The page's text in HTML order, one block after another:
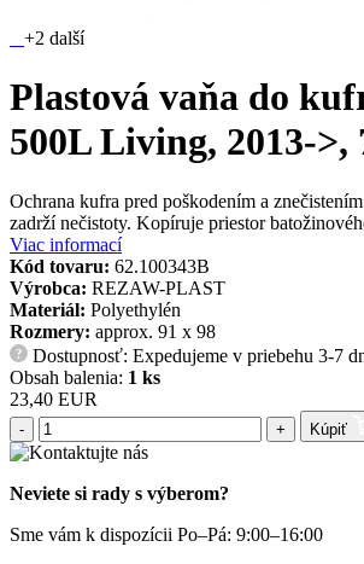
+2 další
Plastová vaňa do
500L Living, 2013->,
Ochrana kufra pred poškodením a
zadrží nečistoty. Kopíruje priestor
Viac informací
Kód tovaru: 62.100343B
Výrobca: REZAW-PLAST
Materiál: Polyethylén
Rozmery: approx. 91 x 98
?
Dostupnosť: Expedujeme v priebehu 3-7
Obsah balenia: 1 ks
23,40 EUR
- + Kúpiť
Neviete si rady s výberom?
Sme vám k dispozícii Po–Pá: 9:00–16:00